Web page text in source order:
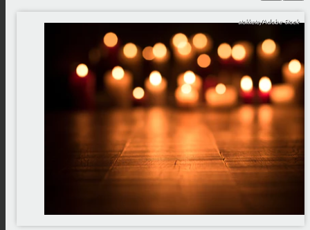
stokkete/Adobe Stock